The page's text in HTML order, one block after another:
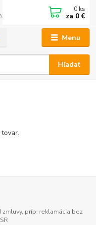
Menu
Hľadať
0 ks
za 0 €
príp. reklamácia bez